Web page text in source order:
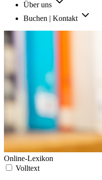
Über uns
Buchen | Kontakt
Online-Lexikon
Volltext